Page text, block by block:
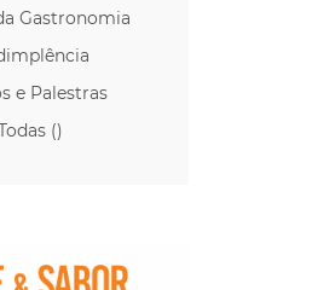
Gastronomia
e Palestras
()